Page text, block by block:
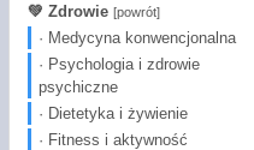
💚 Zdrowie [powrót]
· Medycyna konwencjonalna
· Psychologia i zdrowie
psychiczne
· Dietetyka i żywienie
· Fitness i aktywność